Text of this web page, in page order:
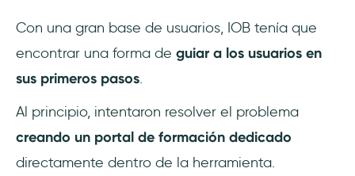
Con una gran base de usuarios, IOB tenía que
encontrar una forma de guiar a los usuarios en
sus primeros pasos.
Al principio, intentaron resolver el problema
creando un portal de formación dedicado
directamente dentro de la herramienta.